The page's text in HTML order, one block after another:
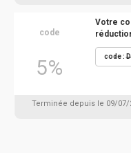
code
5%
Votre
code :
Terminée depuis le 09/07/